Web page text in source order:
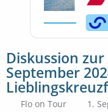
Diskussion
September
Flo on Tour 1.